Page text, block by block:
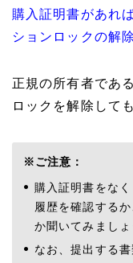
購入証明書があれ
ションロックの解
正規の所有者であ
ロックを解除して
※ご注意：
購入証明書をな
履歴を確認する
か聞いてみましょ
なお、提出する書